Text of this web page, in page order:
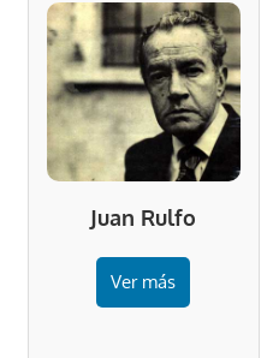
Juan Rulfo
Ver más